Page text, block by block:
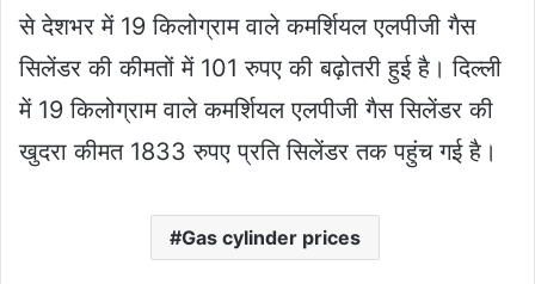
से देशभर में 19 किलोग्राम वाले कमर्शियल एलपीजी गैस
सिलेंडर की कीमतों में 101 रुपए की बढ़ोतरी हुई है। दिल्ली
में 19 किलोग्राम वाले कमर्शियल एलपीजी गैस सिलेंडर की
खुदरा कीमत 1833 रुपए प्रति सिलेंडर तक पहुंच गई है।
Gas cylinder prices